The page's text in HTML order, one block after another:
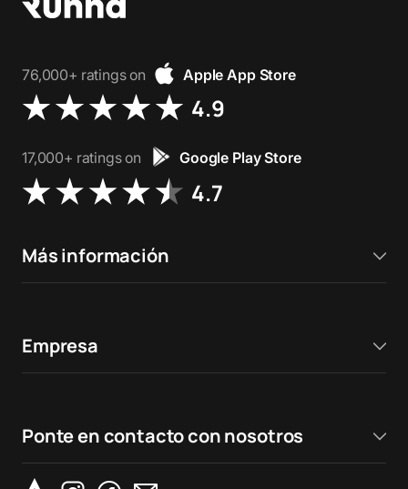
76,000+ ratings on Apple App Store
4.9
17,000+ ratings on Google Play Store
4.7
Más información
Empresa
Ponte en contacto con nosotros